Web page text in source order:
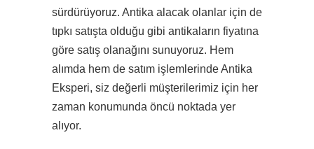
sürdürüyoruz. Antika alacak olanlar için de
tıpkı satışta olduğu gibi antikaların fiyatına
göre satış olanağını sunuyoruz. Hem
alımda hem de satım işlemlerinde Antika
Eksperi, siz değerli müşterilerimiz için her
zaman konumunda öncü noktada yer
alıyor.